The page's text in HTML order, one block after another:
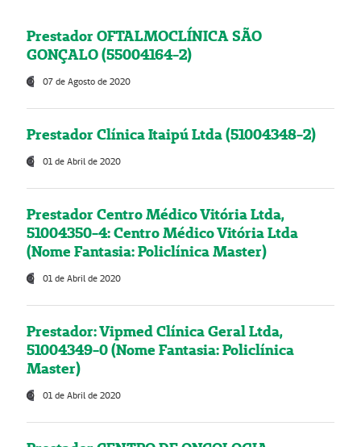
Prestador OFTALMOCLÍNICA SÃO
GONÇALO (55004164-2)
07 de Agosto de 2020
Prestador Clínica Itaipú Ltda (51004348-2)
01 de Abril de 2020
Prestador Centro Médico Vitória Ltda,
51004350-4: Centro Médico Vitória Ltda
(Nome Fantasia: Policlínica Master)
01 de Abril de 2020
Prestador: Vipmed Clínica Geral Ltda,
51004349-0 (Nome Fantasia: Policlínica
Master)
01 de Abril de 2020